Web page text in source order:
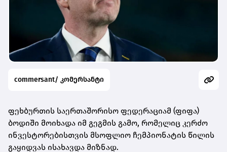
commersant/ კომერსანტი
ფეხბურთის საერთაშორისო ფედერაციამ (ფიფა)
ბოდიში მოიხადა იმ გეგმის გამო, რომელიც კერძო
ინვესტორებისთვის მსოფლიო ჩემპიონატის წილის
გაყიდვას ისახავდა მიზნად.